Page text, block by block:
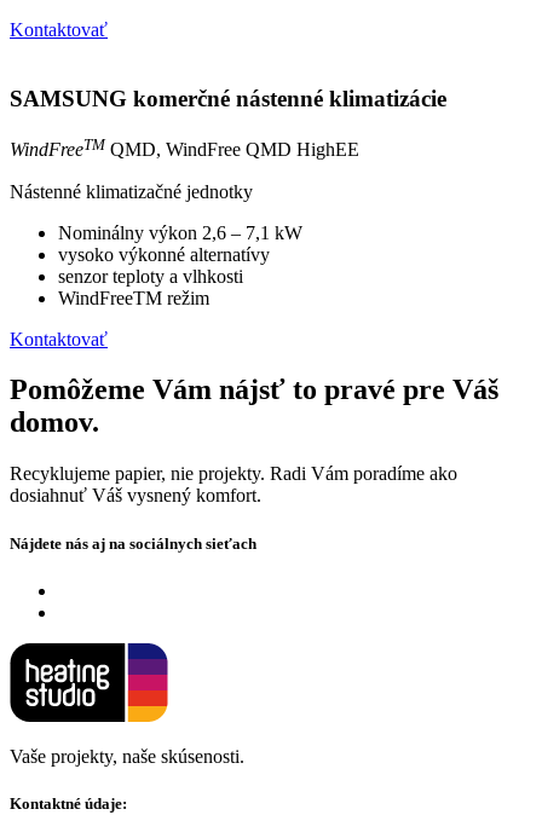
Kontaktovať
SAMSUNG komerčné nástenné klimatizácie
WindFreeTM QMD, WindFree QMD HighEE
Nástenné klimatizačné jednotky
Nominálny výkon 2,6 – 7,1 kW
vysoko výkonné alternatívy
senzor teploty a vlhkosti
WindFreeTM režim
Kontaktovať
Pomôžeme Vám nájsť to pravé pre Váš
domov.
Recyklujeme papier, nie projekty. Radi Vám poradíme ako
dosiahnuť Váš vysnený komfort.
Nájdete nás aj na sociálnych sieťach
Vaše projekty, naše skúsenosti.
Kontaktné údaje: